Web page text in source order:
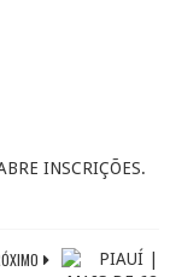
INSCRIÇÕES.